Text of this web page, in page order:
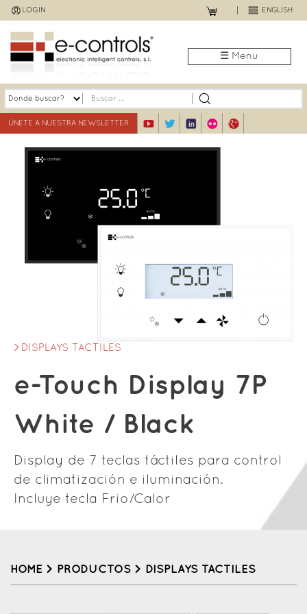
Jump
to
navigation
LOGIN ENGLISH
☰ Menu
ÚNETE A NUESTRA NEWSLETTER
DISPLAYS TACTILES
e-Touch Display 7P
White / Black
Display de 7 teclas táctiles para control
de climatización e iluminación.
Incluye tecla Frio/Calor
HOME > PRODUCTOS > DISPLAYS TACTILES